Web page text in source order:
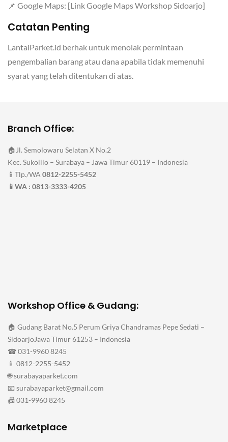
📌 Google Maps: [Link Google Maps Workshop Sidoarjo]
Catatan Penting
LantaiParket.id berhak untuk menolak permintaan
pengembalian barang atau dana apabila tidak memenuhi
syarat yang telah ditentukan di atas.
Branch Office:
🏠Jl. Semolowaru Selatan X No.2
Kec. Sukolilo – Surabaya – Jawa Timur 60119 – Indonesia
📱Tlp./WA 0812-2255-5452
📱WA : 0813-3333-4205
Workshop Office & Gudang:
🏠 Gudang Barat No.5 Perum Griya Chandramas Pepe Sedati –
SidoarjoJawa Timur 61253 – Indonesia
☎ 031-9960 8245
📱 0812-2255-5452
🌐 surabayaparket.com
📧 surabayaparket@gmail.com
📠 031-9960 8245
Marketplace